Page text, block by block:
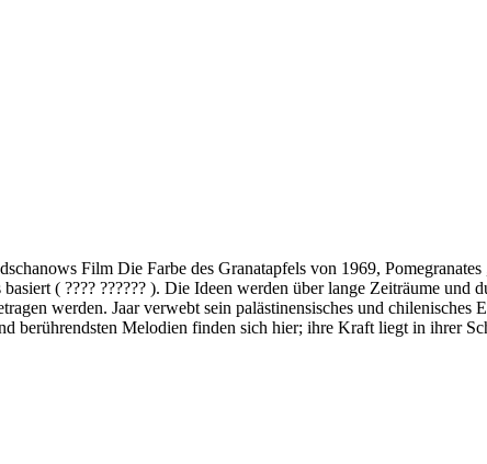
Film Die Farbe des Granatapfels von 1969,
( ???? ?????? ). Die Ideen werden über lange Zeiträume und
werden. Jaar verwebt sein palästinensisches und chilenisches
berührendsten Melodien finden sich hier; ihre Kraft liegt in ihrer